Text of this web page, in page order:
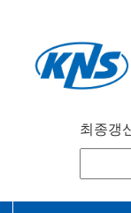
최종갱